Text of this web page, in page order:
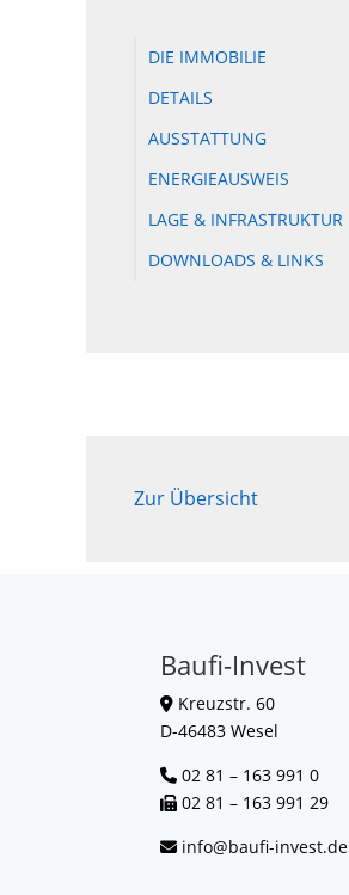
DIE IMMOBILIE
DETAILS
AUSSTATTUNG
ENERGIEAUSWEIS
LAGE & INFRASTRUKTUR
DOWNLOADS & LINKS
Zur Übersicht
Baufi-Invest
Kreuzstr. 60
D-46483 Wesel
02 81 – 163 991 0
02 81 – 163 991 29
info@baufi-invest.de